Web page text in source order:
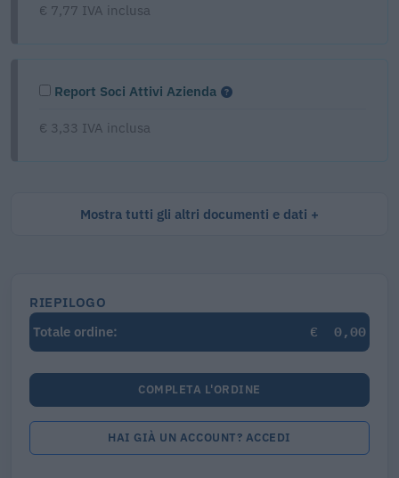
€ 7,77 IVA inclusa
Report Soci Attivi Azienda
€ 3,33 IVA inclusa
Mostra tutti gli altri documenti e dati
RIEPILOGO
Totale ordine:
€ 0,00
COMPLETA L'ORDINE
HAI GIÀ UN ACCOUNT? ACCEDI